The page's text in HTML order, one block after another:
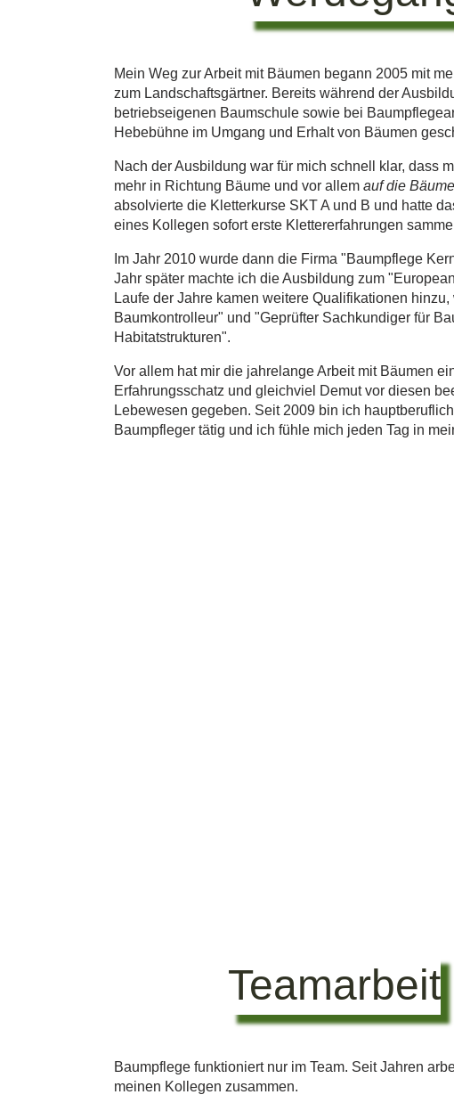
Mein Weg zur Arbeit mit Bäumen begann 2005 mit
zum Landschaftsgärtner. Bereits während der
betriebseigenen Baumschule sowie bei
Hebebühne im Umgang und Erhalt von Bäumen
Nach der Ausbildung war für mich schnell klar, dass
mehr in Richtung Bäume und vor allem auf die Bäume
absolvierte die Kletterkurse SKT A und B und hatte
eines Kollegen sofort erste Klettererfahrungen
Im Jahr 2010 wurde dann die Firma "Baumpflege
Jahr später machte ich die Ausbildung zum
Laufe der Jahre kamen weitere Qualifikationen hinzu,
Baumkontrolleur" und "Geprüfter Sachkundiger für
Habitatstrukturen".
Vor allem hat mir die jahrelange Arbeit mit Bäumen
Erfahrungsschatz und gleichviel Demut vor diesen
Lebewesen gegeben. Seit 2009 bin ich
Baumpfleger tätig und ich fühle mich jeden Tag in
Teamarbeit
Baumpflege funktioniert nur im Team. Seit Jahren
meinen Kollegen zusammen.